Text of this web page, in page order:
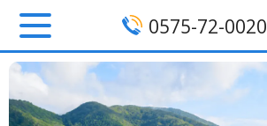
0575-72-0020